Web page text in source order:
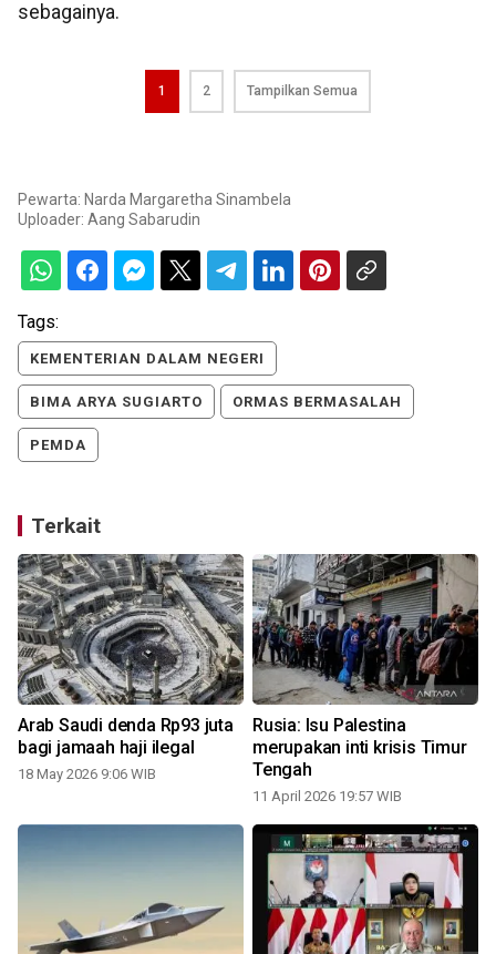
sebagainya.
1 2 Tampilkan Semua
Pewarta: Narda Margaretha Sinambela
Uploader: Aang Sabarudin
Tags:
KEMENTERIAN DALAM NEGERI
BIMA ARYA SUGIARTO ORMAS BERMASALAH
PEMDA
Terkait
Arab Saudi denda Rp93 juta
bagi jamaah haji ilegal
18 May 2026 9:06 WIB
Rusia: Isu Palestina
merupakan inti krisis Timur
Tengah
11 April 2026 19:57 WIB